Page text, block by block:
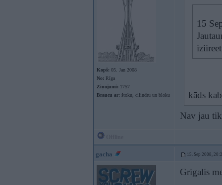
Kopš: 05. Jan 2008
No: Rīga
Ziņojumi: 1757
Braucu ar: štoku, cilindru un bloku
15
kāds
Nav jau
gacha 15. Sep 2008,
Grigalis